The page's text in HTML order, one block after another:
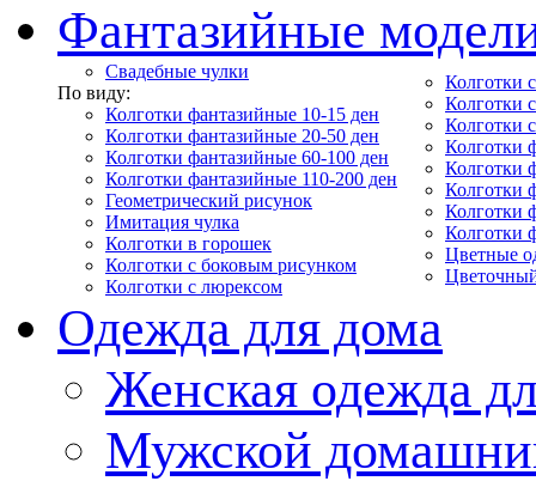
Фантазийные
Свадебные чулки
По виду:
Колготки фантазийные 10-15 ден
Колготки фантазийные 20-50 ден
Колготки фантазийные 60-100 ден
Колготки фантазийные 110-200 ден
Геометрический рисунок
Имитация чулка
Колготки в горошек
Колготки с боковым рисунком
Колготки с люрексом
Колготки
Колготки
Колготки
Колготки
Колготки
Колготки
Колготки
Колготки
Цветные
Одежда для дома
Женская одежда
Мужской